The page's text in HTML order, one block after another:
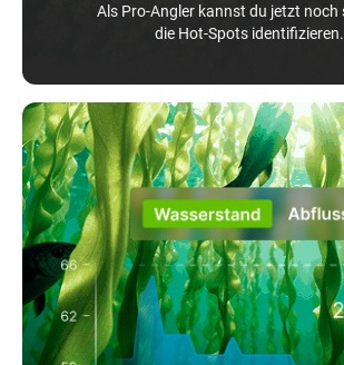
Als Pro-Angler kannst du jetzt noch
die Hot-Spots identifizieren.